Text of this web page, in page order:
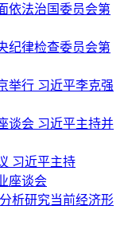
依法治国委员会第
纪律检查委员会第
举行 习近平李克强
谈会 习近平主持并
习近平主持
座谈会
析研究当前经济形